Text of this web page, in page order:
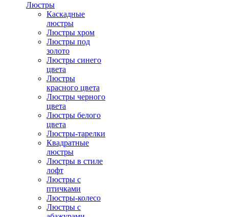
Люстры
Каскадные
люстры
Люстры хром
Люстры под
золото
Люстры синего
цвета
Люстры
красного цвета
Люстры черного
цвета
Люстры белого
цвета
Люстры-тарелки
Квадратные
люстры
Люстры в стиле
лофт
Люстры с
птичками
Люстры-колесо
Люстры с